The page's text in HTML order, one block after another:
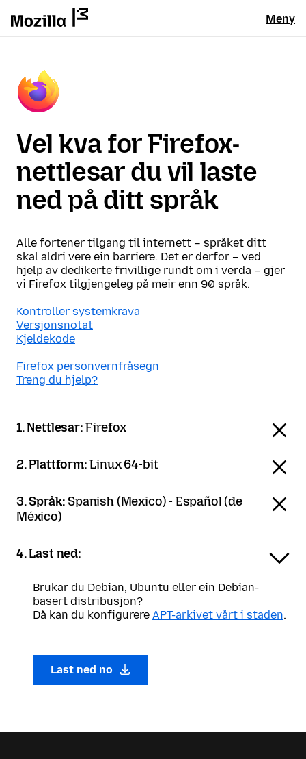
Meny
Vel kva for Firefox-
nettlesar du vil laste
ned på ditt språk
Alle fortener tilgang til internett – språket ditt
skal aldri vere ein barriere. Det er derfor – ved
hjelp av dedikerte frivillige rundt om i verda – gjer
vi Firefox tilgjengeleg på meir enn 90 språk.
Kontroller systemkrava
Versjonsnotat
Kjeldekode
Firefox personvernfråsegn
Treng du hjelp?
1. Nettlesar:Firefox
2. Plattform:Linux 64-bit
3. Språk: Spanish (Mexico) - Español (de
México)
4. Last ned:
Brukar du Debian, Ubuntu eller ein Debian-
basert distribusjon?
Då kan du konfigurere APT-arkivet vårt i staden.
Last ned no